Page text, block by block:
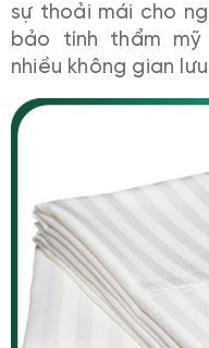
sự thoải mái cho
bảo tính thẩm
nhiều không gian